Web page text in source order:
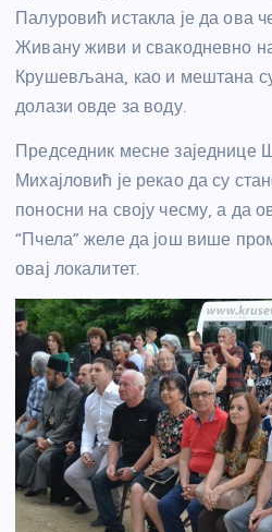
Палуровић истакла је да ова
Живану живи и свакодневно
Крушевљана, као и мештана
долази овде за воду.
Председник месне заједнице
Михајловић је рекао да су
поносни на своју чесму, а да
“Пчела” желе да још више
овај локалитет.